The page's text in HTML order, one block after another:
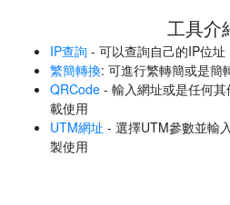
工具介
IP查詢 - 可以查詢自己的IP位
繁簡轉換: 可進行繁轉簡或是簡
QRCode - 輸入網址或是任何
載使用
UTM網址 - 選擇UTM參數並輸
製使用